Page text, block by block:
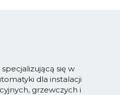
się w
dla instalacji
grzewczych i